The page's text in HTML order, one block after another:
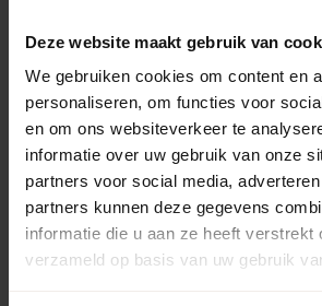
Deze website maakt gebruik van
We gebruiken cookies om content en
personaliseren, om functies voor
en om ons websiteverkeer te
informatie over uw gebruik van onze
partners voor social media,
partners kunnen deze gegevens
informatie die u aan ze heeft verstrekt
verzameld op basis van uw gebruik
gemaakt vanwijnvaten? Voor onze bijzondere
binnenkant zie je de rode kleur van de
wijn. Dat wordt een zomer lang genieten!
De wijnvaten waarvan we loungesets
maken,
Bordeaux. Maar we verwerken ze zeker niet
uitzoeken van het hout en de duigen voor de
van de wijnvat loungesets is een secuur
juiste kromming hebben, want dat bepaalt het
dat we gebruiken is allemaal eiken. Door dit